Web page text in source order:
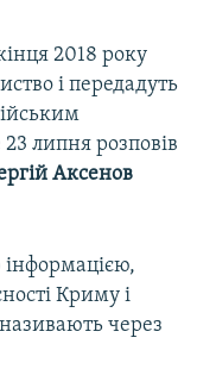
2018 року
і передадуть
липня розповів
Аксенов
Криму і
через